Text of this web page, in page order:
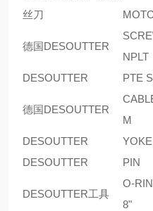
丝刀
德国DESOUTTER
NPLT
DESOUTTER
PTE
德国DESOUTTER
M
DESOUTTER
DESOUTTER
PIN
DESOUTTER工具
O-
8"